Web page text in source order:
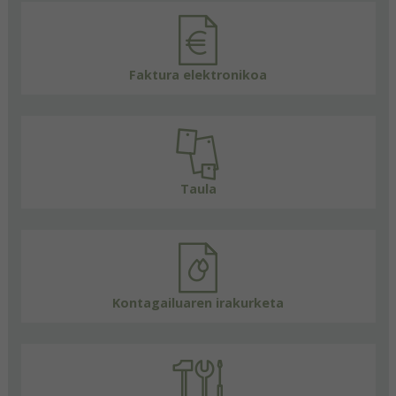
Faktura elektronikoa
Taula
Kontagailuaren irakurketa